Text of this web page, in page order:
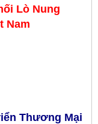
Lò Nung
Nam
Thương Mại